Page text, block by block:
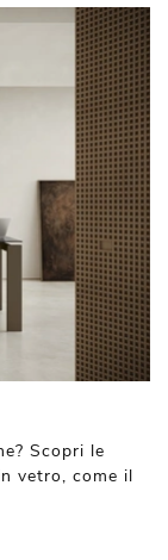
Scopri le
vetro, come il